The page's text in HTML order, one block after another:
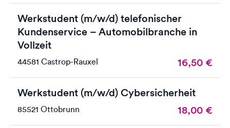
Werkstudent (m/w/d) telefonischer
Kundenservice – Automobilbranche in
Vollzeit
44581 Castrop-Rauxel 16,50 €
Werkstudent (m/w/d) Cybersicherheit
85521 Ottobrunn 18,00 €